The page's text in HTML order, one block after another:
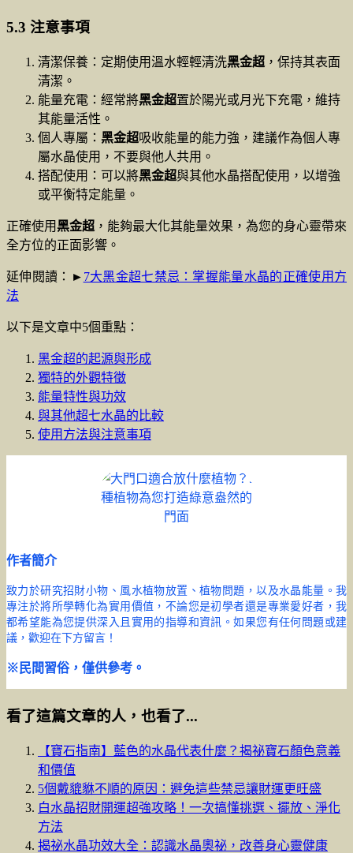
5.3 注意事項
清潔保養：定期使用溫水輕輕清洗黑金超 ，保持其表面
清潔。
能量充電：經常將黑金超置於陽光或月光下充電，維持
其能量活性。
個人專屬： 黑金超吸收能量的能力強，建議作為個人專
屬水晶使用，不要與他人共用。
搭配使用：可以將黑金超與其他水晶搭配使用，以增強
或平衡特定能量。
正確使用黑金超 ，能夠最大化其能量效果，為您的身心靈帶來
全方位的正面影響。
延伸閱讀：► 7大黑金超七禁忌：掌握能量水晶的正確使用方
法
以下是文章中5個重點：
黑金超的起源與形成
獨特的外觀特徵
能量特性與功效
與其他超七水晶的比較
使用方法與注意事項
作者簡介
致力於研究招財小物、風水植物放置、植物問題，以及水晶能量。我
專注於將所學轉化為實用價值，不論您是初學者還是專業愛好者，我
都希望能為您提供深入且實用的指導和資訊。如果您有任何問題或建
議，歡迎在下方留言！
※民間習俗，僅供參考。
看了這篇文章的人，也看了...
【寶石指南】藍色的水晶代表什麼？揭祕寶石顏色意義
和價值
5個戴貔貅不順的原因：避免這些禁忌讓財運更旺盛
白水晶招財開運超強攻略！一次搞懂挑選、擺放、淨化
方法
揭祕水晶功效大全：認識水晶奧祕，改善身心靈健康